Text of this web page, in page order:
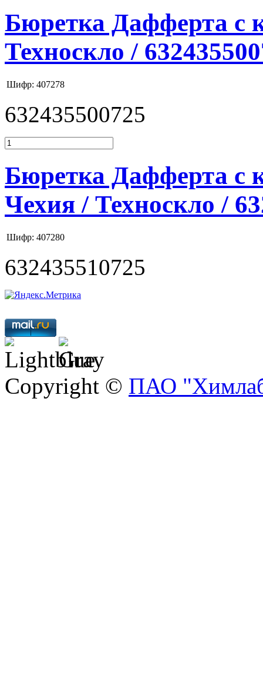
Бюретка Дафферта с
Техноскло /
Шифр: 407278
632435500725
Бюретка Дафферта с
Чехия / Техноскло /
Шифр: 407280
632435510725
Copyright © ПАО